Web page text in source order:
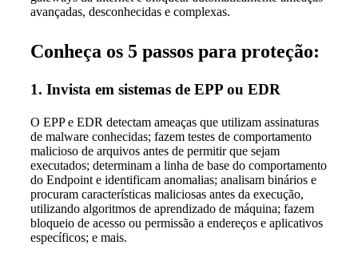
avançadas, desconhecidas e complexas.
Conheça os 5 passos para proteção:
1. Invista em sistemas de EPP ou EDR
O EPP e EDR detectam ameaças que utilizam assinaturas
de malware conhecidas; fazem testes de comportamento
malicioso de arquivos antes de permitir que sejam
executados; determinam a linha de base do comportamento
do Endpoint e identificam anomalias; analisam binários e
procuram características maliciosas antes da execução,
utilizando algoritmos de aprendizado de máquina; fazem
bloqueio de acesso ou permissão a endereços e aplicativos
específicos; e mais.